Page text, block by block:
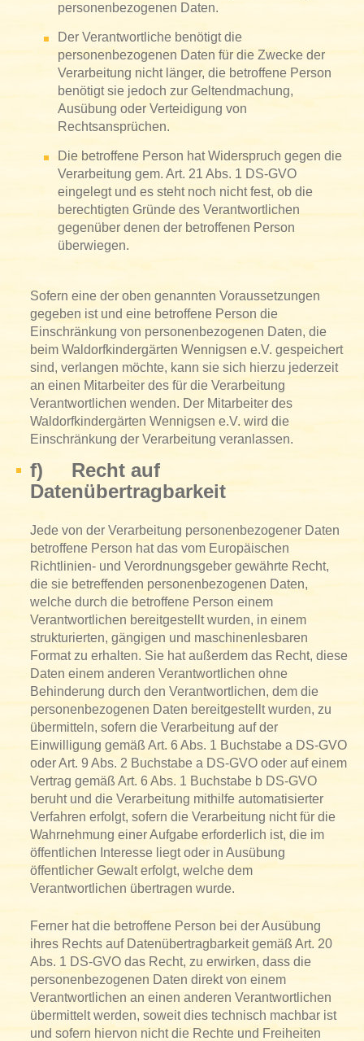
personenbezogenen Daten.
Der Verantwortliche benötigt die
personenbezogenen Daten für die Zwecke der
Verarbeitung nicht länger, die betroffene Person
benötigt sie jedoch zur Geltendmachung,
Ausübung oder Verteidigung von
Rechtsansprüchen.
Die betroffene Person hat Widerspruch gegen die
Verarbeitung gem. Art. 21 Abs. 1 DS-GVO
eingelegt und es steht noch nicht fest, ob die
berechtigten Gründe des Verantwortlichen
gegenüber denen der betroffenen Person
überwiegen.
Sofern eine der oben genannten Voraussetzungen
gegeben ist und eine betroffene Person die
Einschränkung von personenbezogenen Daten, die
beim Waldorfkindergärten Wennigsen e.V. gespeichert
sind, verlangen möchte, kann sie sich hierzu jederzeit
an einen Mitarbeiter des für die Verarbeitung
Verantwortlichen wenden. Der Mitarbeiter des
Waldorfkindergärten Wennigsen e.V. wird die
Einschränkung der Verarbeitung veranlassen.
f) Recht auf
Datenübertragbarkeit
Jede von der Verarbeitung personenbezogener Daten
betroffene Person hat das vom Europäischen
Richtlinien- und Verordnungsgeber gewährte Recht,
die sie betreffenden personenbezogenen Daten,
welche durch die betroffene Person einem
Verantwortlichen bereitgestellt wurden, in einem
strukturierten, gängigen und maschinenlesbaren
Format zu erhalten. Sie hat außerdem das Recht, diese
Daten einem anderen Verantwortlichen ohne
Behinderung durch den Verantwortlichen, dem die
personenbezogenen Daten bereitgestellt wurden, zu
übermitteln, sofern die Verarbeitung auf der
Einwilligung gemäß Art. 6 Abs. 1 Buchstabe a DS-GVO
oder Art. 9 Abs. 2 Buchstabe a DS-GVO oder auf einem
Vertrag gemäß Art. 6 Abs. 1 Buchstabe b DS-GVO
beruht und die Verarbeitung mithilfe automatisierter
Verfahren erfolgt, sofern die Verarbeitung nicht für die
Wahrnehmung einer Aufgabe erforderlich ist, die im
öffentlichen Interesse liegt oder in Ausübung
öffentlicher Gewalt erfolgt, welche dem
Verantwortlichen übertragen wurde.
Ferner hat die betroffene Person bei der Ausübung
ihres Rechts auf Datenübertragbarkeit gemäß Art. 20
Abs. 1 DS-GVO das Recht, zu erwirken, dass die
personenbezogenen Daten direkt von einem
Verantwortlichen an einen anderen Verantwortlichen
übermittelt werden, soweit dies technisch machbar ist
und sofern hiervon nicht die Rechte und Freiheiten